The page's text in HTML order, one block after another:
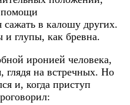
помощи
сажать в калошу других.
глупы, как бревна.
иронией человека,
глядя на встречных. Но
и, когда приступ